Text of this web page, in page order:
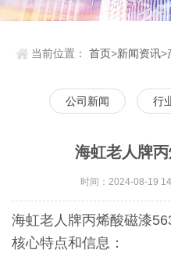
当前位置：首页>新闻资讯>
公司新闻 行
海虹老人牌
时间：2024-08-19
海虹老人牌丙烯酸磁漆
核心特点和信息：